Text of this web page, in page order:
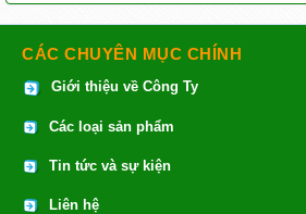
CÁC CHUYÊN MỤC CHÍNH
Giới thiệu về Công Ty
Các loại sản phẩm
Tin tức và sự kiện
Liên hệ